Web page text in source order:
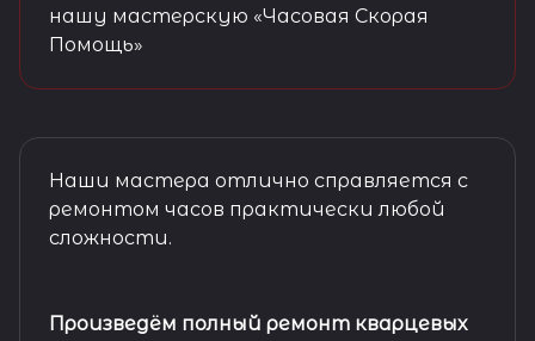
нашу мастерскую «Часовая Скорая
Помощь»
Наши мастера отлично справляется с
ремонтом часов практически любой
сложности.
Произведём полный ремонт кварцевых